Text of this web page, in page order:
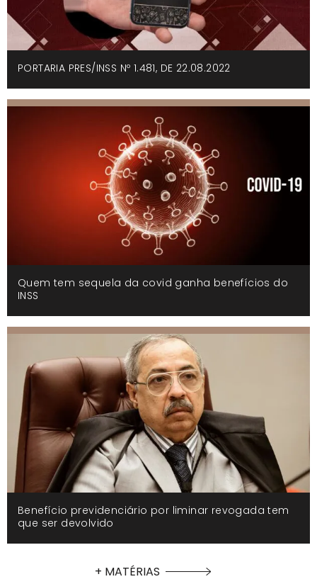
PORTARIA PRES/INSS Nº 1.481, DE 22.08.2022
Quem tem sequela da covid ganha benefícios do
INSS
Benefício previdenciário por liminar revogada tem
que ser devolvido
+ MATÉRIAS